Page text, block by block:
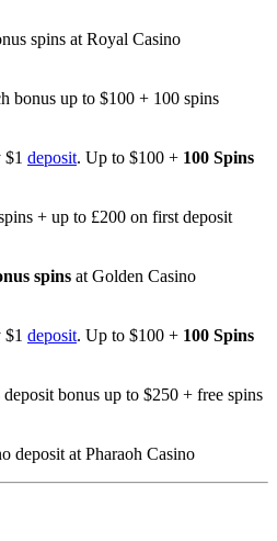
spins at Royal Casino
bonus up to $100 + 100 spins
deposit. Up to $100 + 100 Spins
+ up to £200 on first deposit
spins at Golden Casino
deposit. Up to $100 + 100 Spins
bonus up to $250 + free spins
deposit at Pharaoh Casino